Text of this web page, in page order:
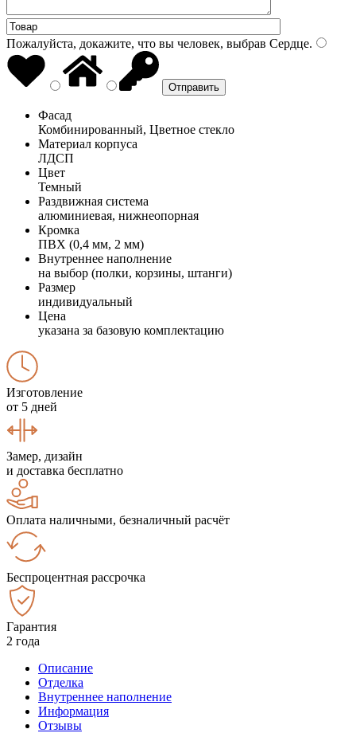
Пожалуйста, докажите, что вы человек, выбрав Сердце.
Фасад
Комбинированный, Цветное стекло
Материал корпуса
ЛДСП
Цвет
Темный
Раздвижная система
алюминиевая, нижнеопорная
Кромка
ПВХ (0,4 мм, 2 мм)
Внутреннее наполнение
на выбор (полки, корзины, штанги)
Размер
индивидуальный
Цена
указана за базовую комплектацию
Изготовление
от 5 дней
Замер, дизайн
и доставка бесплатно
Оплата наличными, безналичный расчёт
Беспроцентная рассрочка
Гарантия
2 года
Описание
Отделка
Внутреннее наполнение
Информация
Отзывы